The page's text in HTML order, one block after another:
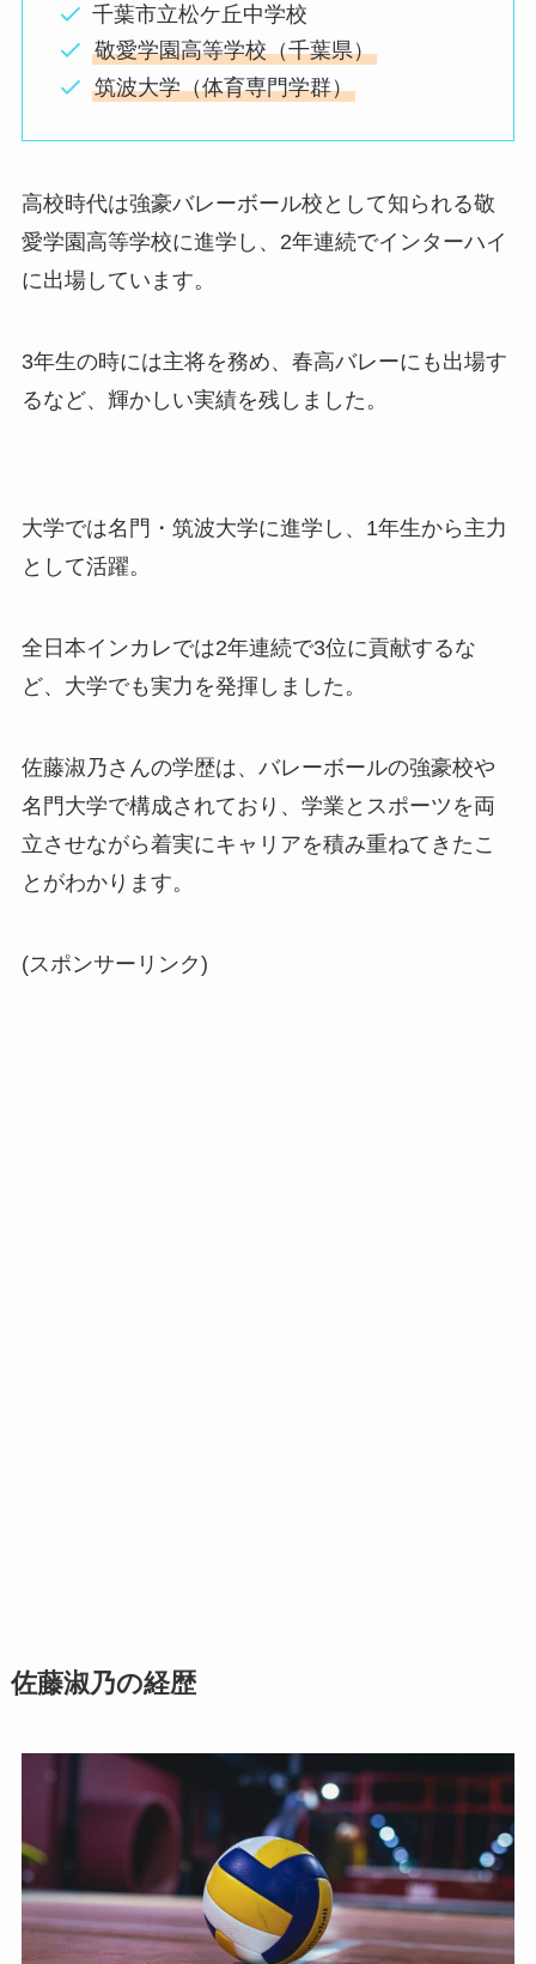
千葉市立松ケ丘中学校
敬愛学園高等学校（千葉県）
筑波大学（体育専門学群）
高校時代は強豪バレーボール校として知られる敬
愛学園高等学校に進学し、2年連続でインターハイ
に出場しています。
3年生の時には主将を務め、春高バレーにも出場す
るなど、輝かしい実績を残しました。
大学では名門・筑波大学に進学し、1年生から主力
として活躍。
全日本インカレでは2年連続で3位に貢献するな
ど、大学でも実力を発揮しました。
佐藤淑乃さんの学歴は、バレーボールの強豪校や
名門大学で構成されており、学業とスポーツを両
立させながら着実にキャリアを積み重ねてきたこ
とがわかります。
(スポンサーリンク)
佐藤淑乃の経歴